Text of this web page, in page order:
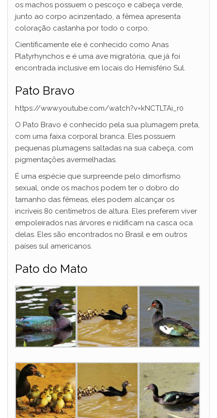
os machos possuem o pescoço e cabeça verde,
junto ao corpo acinzentado, a fêmea apresenta
coloração castanha por todo o corpo.
Cientificamente ele é conhecido como Anas
Platyrhynchos e é uma ave migratória, que já foi
encontrada inclusive em locais do Hemisfério Sul.
Pato Bravo
https://www.youtube.com/watch?v=kNCTLTAi_r0
O Pato Bravo é conhecido pela sua plumagem preta,
com uma faixa corporal branca. Eles possuem
pequenas plumagens saltadas na sua cabeça, com
pigmentações avermelhadas.
É uma espécie que surpreende pelo dimorfismo
sexual, onde os machos podem ter o dobro do
tamanho das fêmeas, eles podem alcançar os
incríveis 80 centímetros de altura. Eles preferem viver
empoleirados nas árvores e nidificam na casca oca
delas. Eles são encontrados no Brasil e em outros
países sul americanos.
Pato do Mato